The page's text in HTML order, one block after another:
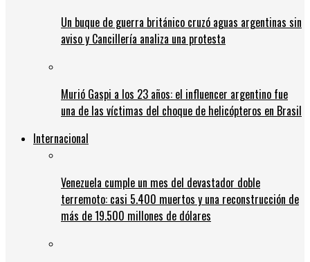
Un buque de guerra británico cruzó aguas argentinas sin
aviso y Cancillería analiza una protesta
Murió Gaspi a los 23 años: el influencer argentino fue
una de las víctimas del choque de helicópteros en Brasil
Internacional
Venezuela cumple un mes del devastador doble
terremoto: casi 5.400 muertos y una reconstrucción de
más de 19.500 millones de dólares